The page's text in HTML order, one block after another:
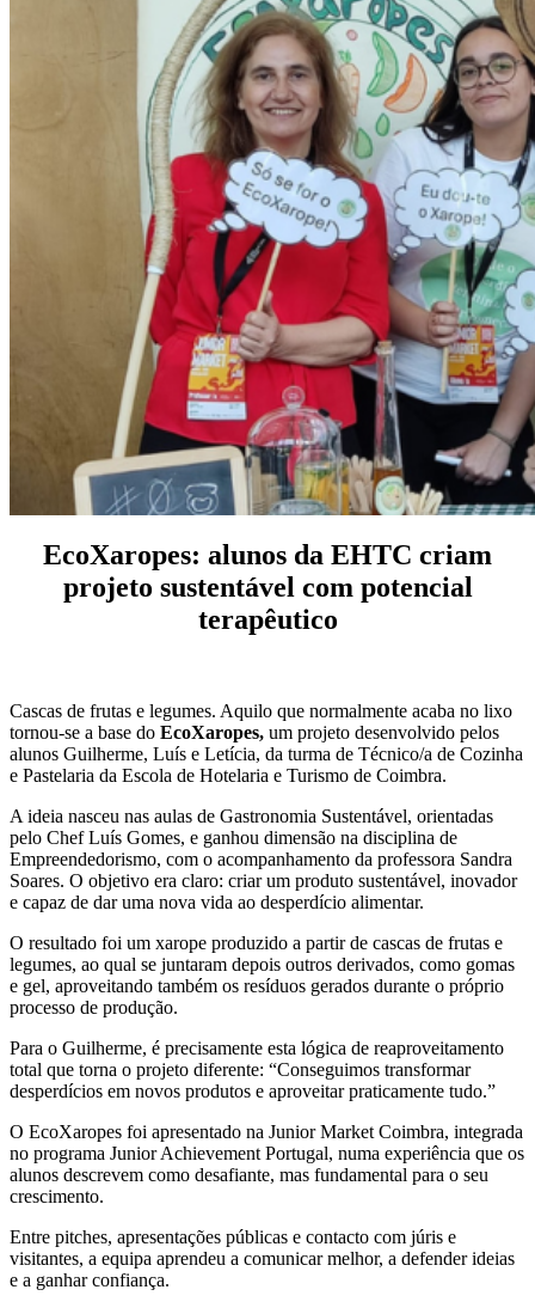
EcoXaropes: alunos da EHTC criam
projeto sustentável com potencial
terapêutico
Cascas de frutas e legumes. Aquilo que normalmente acaba no lixo
tornou-se a base do EcoXaropes, um projeto desenvolvido pelos
alunos Guilherme, Luís e Letícia, da turma de Técnico/a de Cozinha
e Pastelaria da Escola de Hotelaria e Turismo de Coimbra.
A ideia nasceu nas aulas de Gastronomia Sustentável, orientadas
pelo Chef Luís Gomes, e ganhou dimensão na disciplina de
Empreendedorismo, com o acompanhamento da professora Sandra
Soares. O objetivo era claro: criar um produto sustentável, inovador
e capaz de dar uma nova vida ao desperdício alimentar.
O resultado foi um xarope produzido a partir de cascas de frutas e
legumes, ao qual se juntaram depois outros derivados, como gomas
e gel, aproveitando também os resíduos gerados durante o próprio
processo de produção.
Para o Guilherme, é precisamente esta lógica de reaproveitamento
total que torna o projeto diferente: “Conseguimos transformar
desperdícios em novos produtos e aproveitar praticamente tudo.”
O EcoXaropes foi apresentado na Junior Market Coimbra, integrada
no programa Junior Achievement Portugal, numa experiência que os
alunos descrevem como desafiante, mas fundamental para o seu
crescimento.
Entre pitches, apresentações públicas e contacto com júris e
visitantes, a equipa aprendeu a comunicar melhor, a defender ideias
e a ganhar confiança.